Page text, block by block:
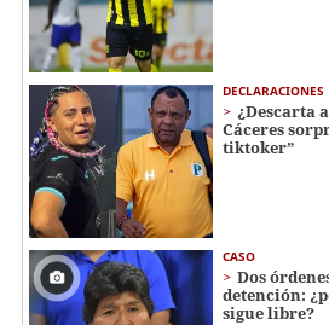
DECLARACIONES
¿Descarta
Cáceres
tiktoker”
CASO
Dos
detención:
sigue libre?